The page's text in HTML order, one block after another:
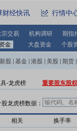
财经快讯 行情中
宗交易 机构调研
期指
资金 大盘资金 个股
新股 基金 港股 美股 期货
-龙虎榜 重要股东股
股龙虎榜数据：
相关 换手率